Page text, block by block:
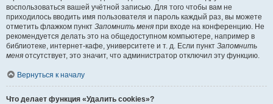
воспользоваться вашей учётной записью. Для того чтобы вам не
приходилось вводить имя пользователя и пароль каждый раз, вы можете
отметить флажком пункт Запомнить меня при входе на конференцию. Не
рекомендуется делать это на общедоступном компьютере, например в
библиотеке, интернет-кафе, университете и т. д. Если пункт Запомнить
меня отсутствует, это значит, что администратор отключил эту функцию.
Вернуться к началу
Что делает функция «Удалить cookies»?